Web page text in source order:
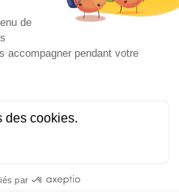
nous Nous contacter |
Rights Reserved.